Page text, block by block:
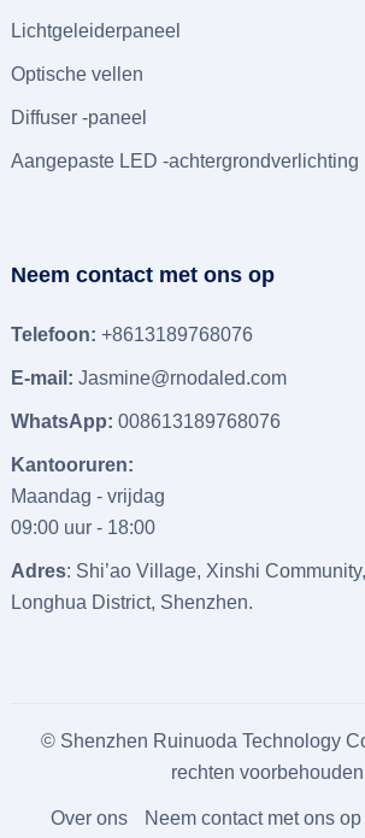
Lichtgeleiderpaneel
Optische vellen
Diffuser -paneel
Aangepaste LED -achtergrondverlichting
Neem contact met ons op
Telefoon: +8613189768076
E-mail: Jasmine@rnodaled.com
WhatsApp: 008613189768076
Kantooruren:
Maandag - vrijdag
09:00 uur - 18:00
Adres: Shi’ao Village, Xinshi
Longhua District, Shenzhen.
© Shenzhen Ruinuoda Technology
rechten
Over ons Neem contact met ons op